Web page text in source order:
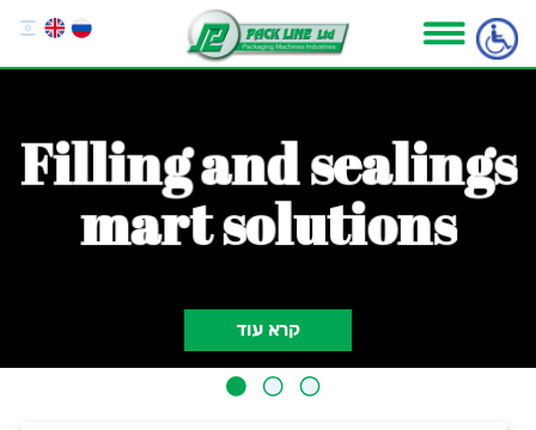
קרא עוד
Fillingandsealings
martsolutions